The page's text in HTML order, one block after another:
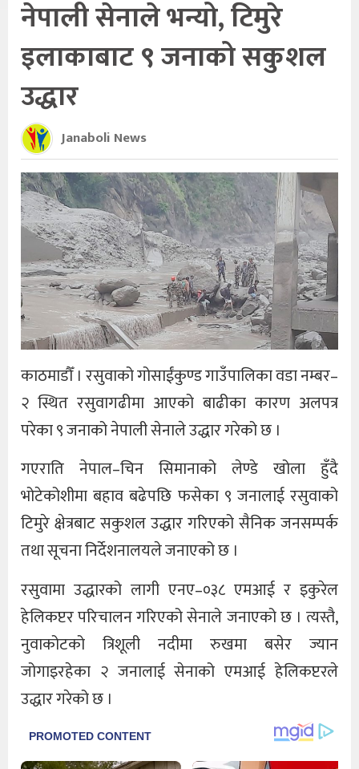
नेपाली सेनाले भन्यो, टिमुरे
इलाकाबाट ९ जनाको सकुशल
उद्धार
Janaboli News
काठमाडौँ । रसुवाको गोसाईंकुण्ड गाउँपालिका वडा नम्बर–
२ स्थित रसुवागढीमा आएको बाढीका कारण अलपत्र
परेका ९ जनाको नेपाली सेनाले उद्धार गरेको छ ।
गएराति नेपाल–चिन सिमानाको लेण्डे खोला हुँदै
भोटेकोशीमा बहाव बढेपछि फसेका ९ जनालाई रसुवाको
टिमुरे क्षेत्रबाट सकुशल उद्धार गरिएको सैनिक जनसम्पर्क
तथा सूचना निर्देशनालयले जनाएको छ ।
रसुवामा उद्धारको लागी एनए–०३८ एमआई र इकुरेल
हेलिकप्टर परिचालन गरिएको सेनाले जनाएको छ । त्यस्तै,
नुवाकोटको त्रिशूली नदीमा रुखमा बसेर ज्यान
जोगाइरहेका २ जनालाई सेनाको एमआई हेलिकप्टरले
उद्धार गरेको छ ।